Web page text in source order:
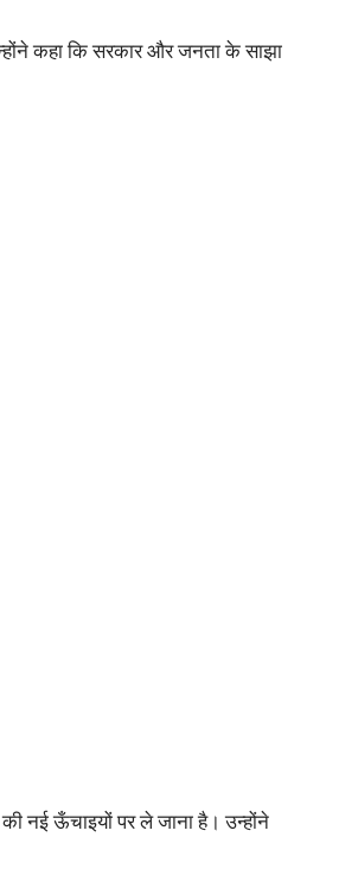
कहा कि सरकार और जनता के साझा
नई ऊँचाइयों पर ले जाना है। उन्होंने